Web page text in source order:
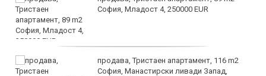
София, Младост 4, 250000 EUR
продава, Тристаен апартамент, 116 m2
София, Манастирски ливади Запад,